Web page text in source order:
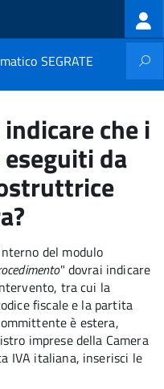
SEGRATE
che i
da
del modulo
" dovrai indicare
tra cui la
fiscale e la partita
è estera,
imprese della Camera
IVA italiana, inserisci le